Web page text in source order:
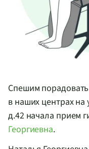
Спешим
в наших центрах
д.42 начала прием
Георгиевна.